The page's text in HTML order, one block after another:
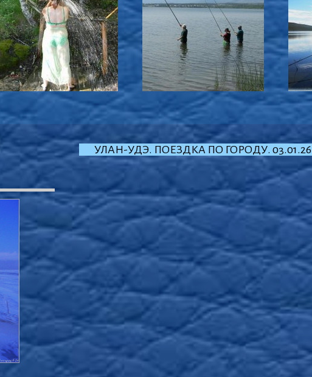
УЛАН-УДЭ. ПОЕЗДКА ПО ГОРОДУ. 03.01.26